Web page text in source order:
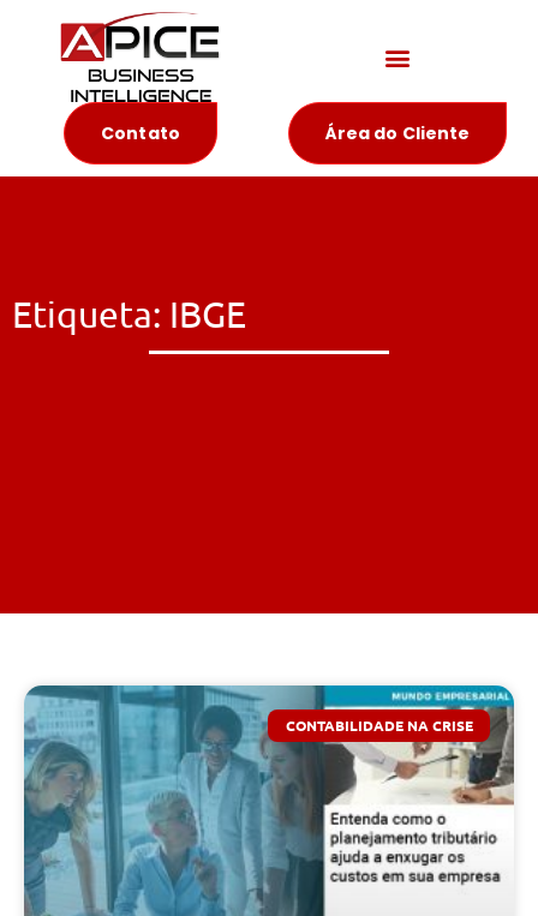
Contato Área do Cliente
Etiqueta: IBGE
CONTABILIDADE NA CRISE